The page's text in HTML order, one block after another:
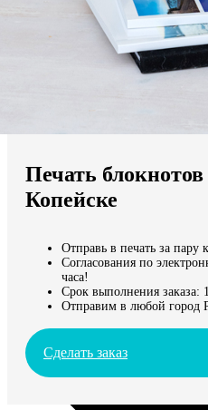
Мы доставляем по всему миру
Продолжить без города
Печать блокнотов
Копейске
Отправь в печать за пару
Согласования по
часа!
Срок выполнения заказа:
Отправим в любой город
Сделать заказ